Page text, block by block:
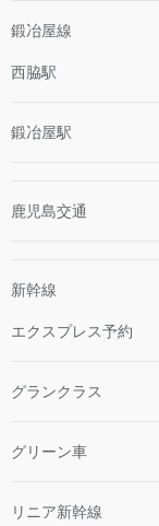
鍛冶屋線
西脇駅
鍛冶屋駅
鹿児島交通
新幹線
エクスプレス予約
グランクラス
グリーン車
リニア新幹線